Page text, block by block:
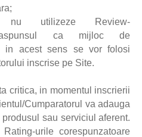
Review-
Raspunsul ca mijloc de
in acest sens se vor folosi
inscrise pe Site.
critica, in momentul inscrierii
Cumparatorul va adauga
sau serviciul aferent.
urile corespunzatoare